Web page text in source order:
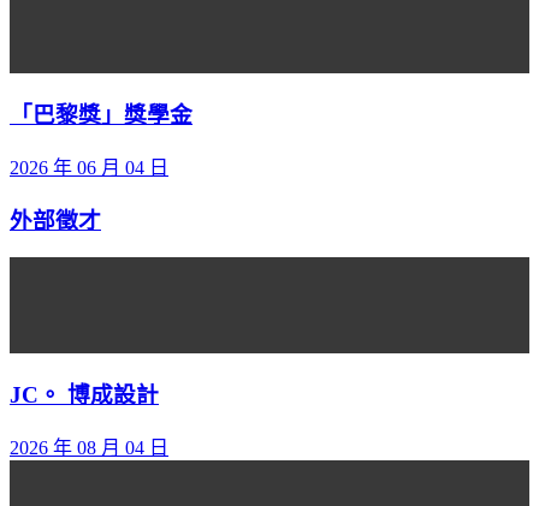
「巴黎獎」獎學金
2026 年 06 月 04 日
外部徵才
JC。 博成設計
2026 年 08 月 04 日